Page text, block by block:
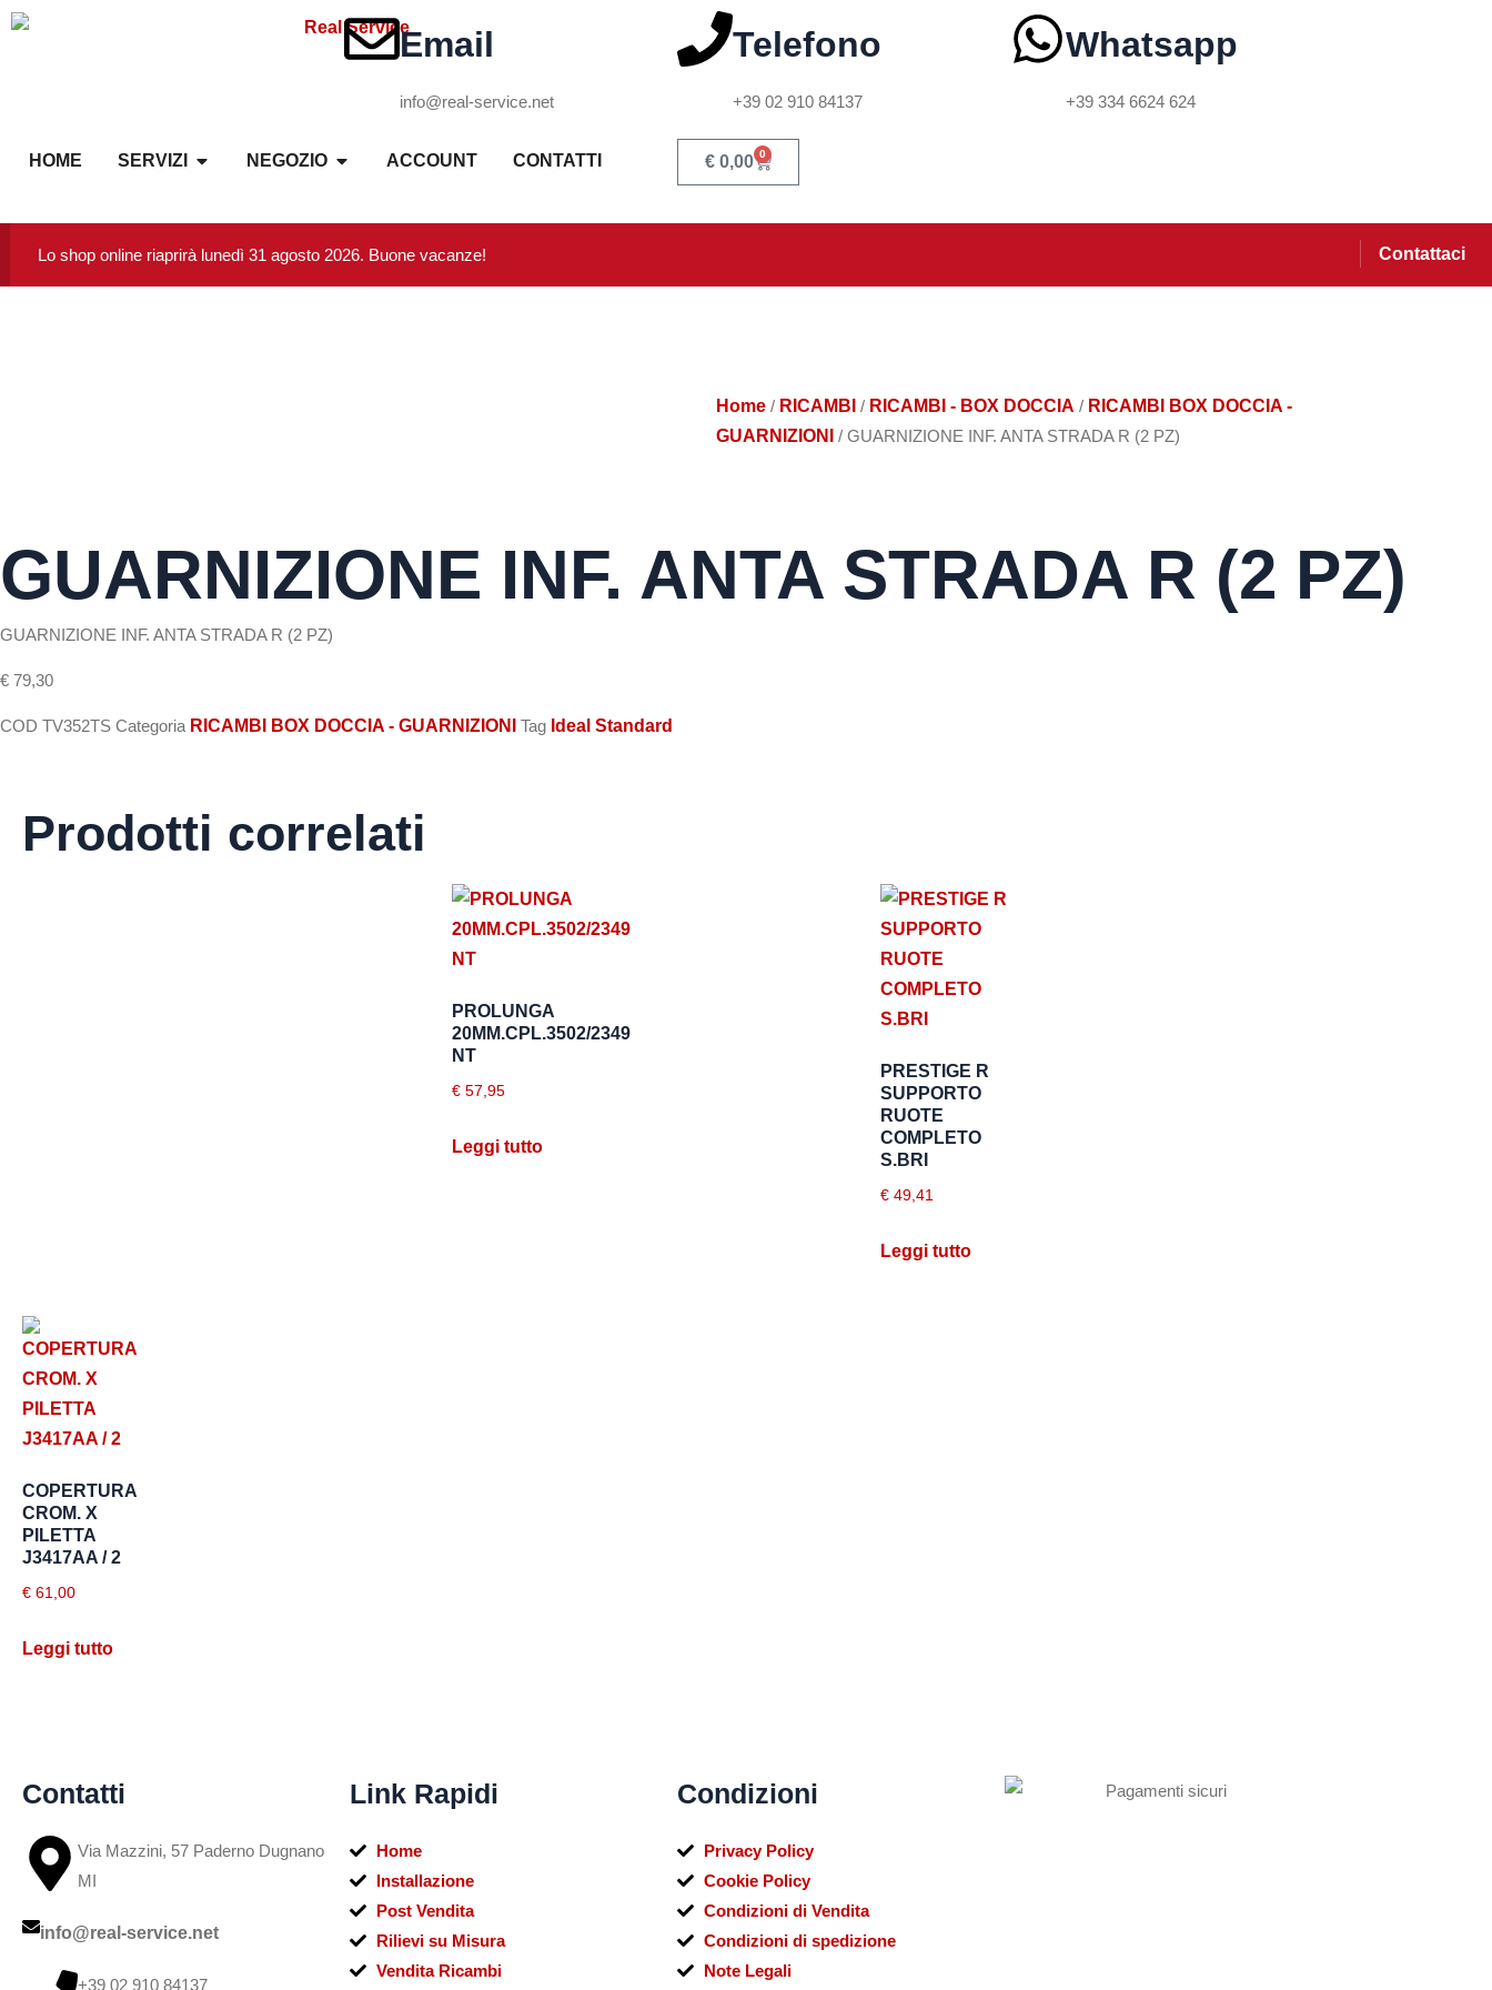
Email
info@real-service.net
Telefono
+39 02 910 84137
Whatsapp
+39 334 6624 624
HOME SERVIZI NEGOZIO ACCOUNT CONTATTI € 0,00 0
Contattaci
Lo shop online riaprirà lunedì 31 agosto 2026. Buone vacanze!
Home / RICAMBI / RICAMBI - BOX DOCCIA / RICAMBI BOX DOCCIA -
GUARNIZIONI
/ GUARNIZIONE INF. ANTA STRADA R (2 PZ)
GUARNIZIONE INF. ANTA STRADA R (2 PZ)
GUARNIZIONE INF. ANTA STRADA R (2 PZ)
€ 79,30
COD TV352TS Categoria RICAMBI BOX DOCCIA - GUARNIZIONI Tag Ideal Standard
Prodotti correlati
PROLUNGA
20MM.CPL.3502/2349
NT
€57,95
Leggi tutto
PRESTIGE R
SUPPORTO
RUOTE
COMPLETO
S.BRI
€ 49,41
Leggi tutto
COPERTURA
CROM. X
PILETTA
J3417AA / 2
€ 61,00
Leggi tutto
Contatti
Via Mazzini, 57 Paderno Dugnano
MI
info@real-service.net
+39 02 910 84137
Link Rapidi
Home
Installazione
Post Vendita
Rilievi su Misura
Vendita Ricambi
Condizioni
Privacy Policy
Cookie Policy
Condizioni di Vendita
Condizioni di spedizione
Note Legali